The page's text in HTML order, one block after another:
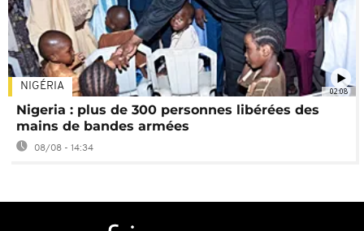
02:08
NIGÉRIA
Nigeria : plus de 300 personnes libérées des
mains de bandes armées
08/08 - 14:34